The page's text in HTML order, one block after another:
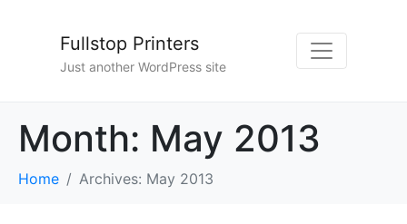
Fullstop Printers
Just another WordPress site
Month: May 2013
Home Archives: May 2013